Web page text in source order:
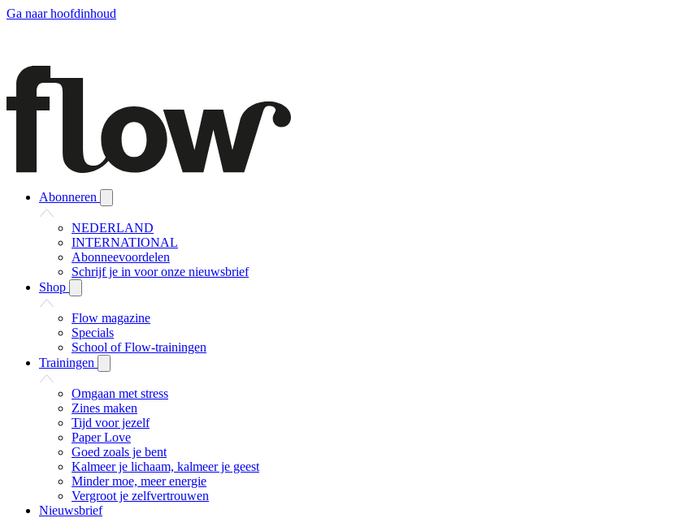
Ga naar hoofdinhoud
Abonneren
NEDERLAND
INTERNATIONAL
Abonneevoordelen
Schrijf je in voor onze nieuwsbrief
Shop
Flow magazine
Specials
School of Flow-trainingen
Trainingen
Omgaan met stress
Zines maken
Tijd voor jezelf
Paper Love
Goed zoals je bent
Kalmeer je lichaam, kalmeer je geest
Minder moe, meer energie
Vergroot je zelfvertrouwen
Nieuwsbrief